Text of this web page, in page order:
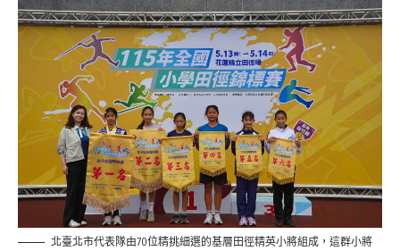
北臺北市代表隊由70位精挑細選的基層田徑精英小將組成，這群小將